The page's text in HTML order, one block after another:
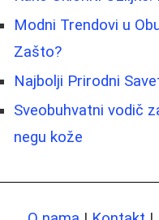
Modni Trendovi u
Zašto?
Najbolji Prirodni
Sveobuhvatni vodič
negu kože